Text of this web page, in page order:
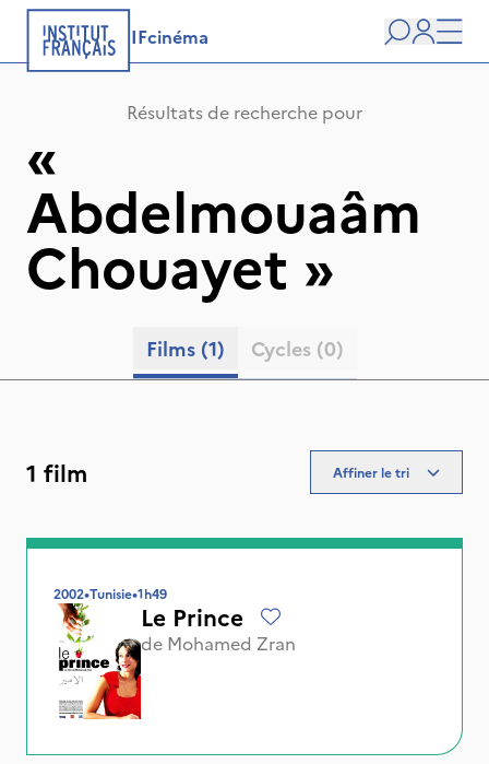
IFcinéma
user
Résultats de recherche pour
«
Abdelmouaâm
Chouayet »
Films (1) Cycles (0)
1 film Affiner le tri
2002•Tunisie•1h49
Le Prince
de Mohamed Zran